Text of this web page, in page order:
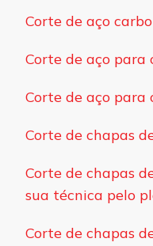
Corte de aço
Corte de aço para
Corte de aço
Corte de chapas
Corte de chapas
sua técnica pelo
Corte de chapas